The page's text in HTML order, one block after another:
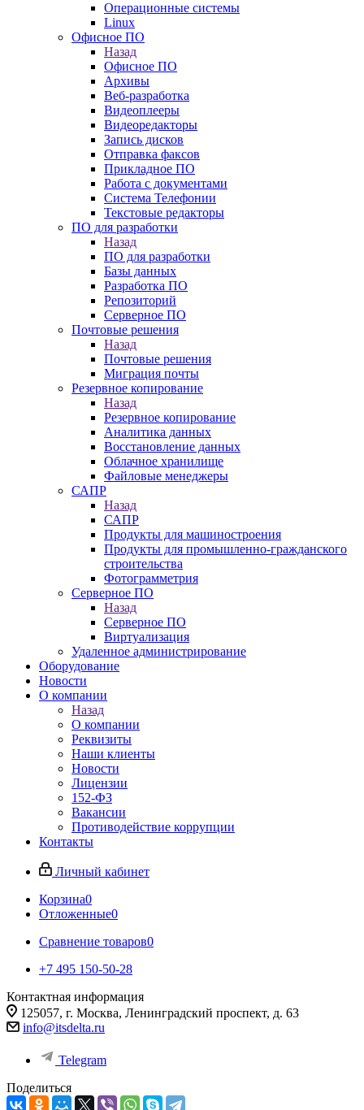
Операционные системы
Linux
Офисное ПО
Назад
Офисное ПО
Архивы
Веб-разработка
Видеоплееры
Видеоредакторы
Запись дисков
Отправка факсов
Прикладное ПО
Работа с документами
Система Телефонии
Текстовые редакторы
ПО для разработки
Назад
ПО для разработки
Базы данных
Разработка ПО
Репозиторий
Серверное ПО
Почтовые решения
Назад
Почтовые решения
Миграция почты
Резервное копирование
Назад
Резервное копирование
Аналитика данных
Восстановление данных
Облачное хранилище
Файловые менеджеры
САПР
Назад
САПР
Продукты для машиностроения
Продукты для промышленно-гражданского
строительства
Фотограмметрия
Серверное ПО
Назад
Серверное ПО
Виртуализация
Удаленное администрирование
Оборудование
Новости
О компании
Назад
О компании
Реквизиты
Наши клиенты
Новости
Лицензии
152-ФЗ
Вакансии
Противодействие коррупции
Контакты
Личный кабинет
Корзина0
Отложенные0
Сравнение товаров0
+7 495 150-50-28
Контактная информация
125057, г. Москва, Ленинградский проспект, д. 63
info@itsdelta.ru
Telegram
Поделиться